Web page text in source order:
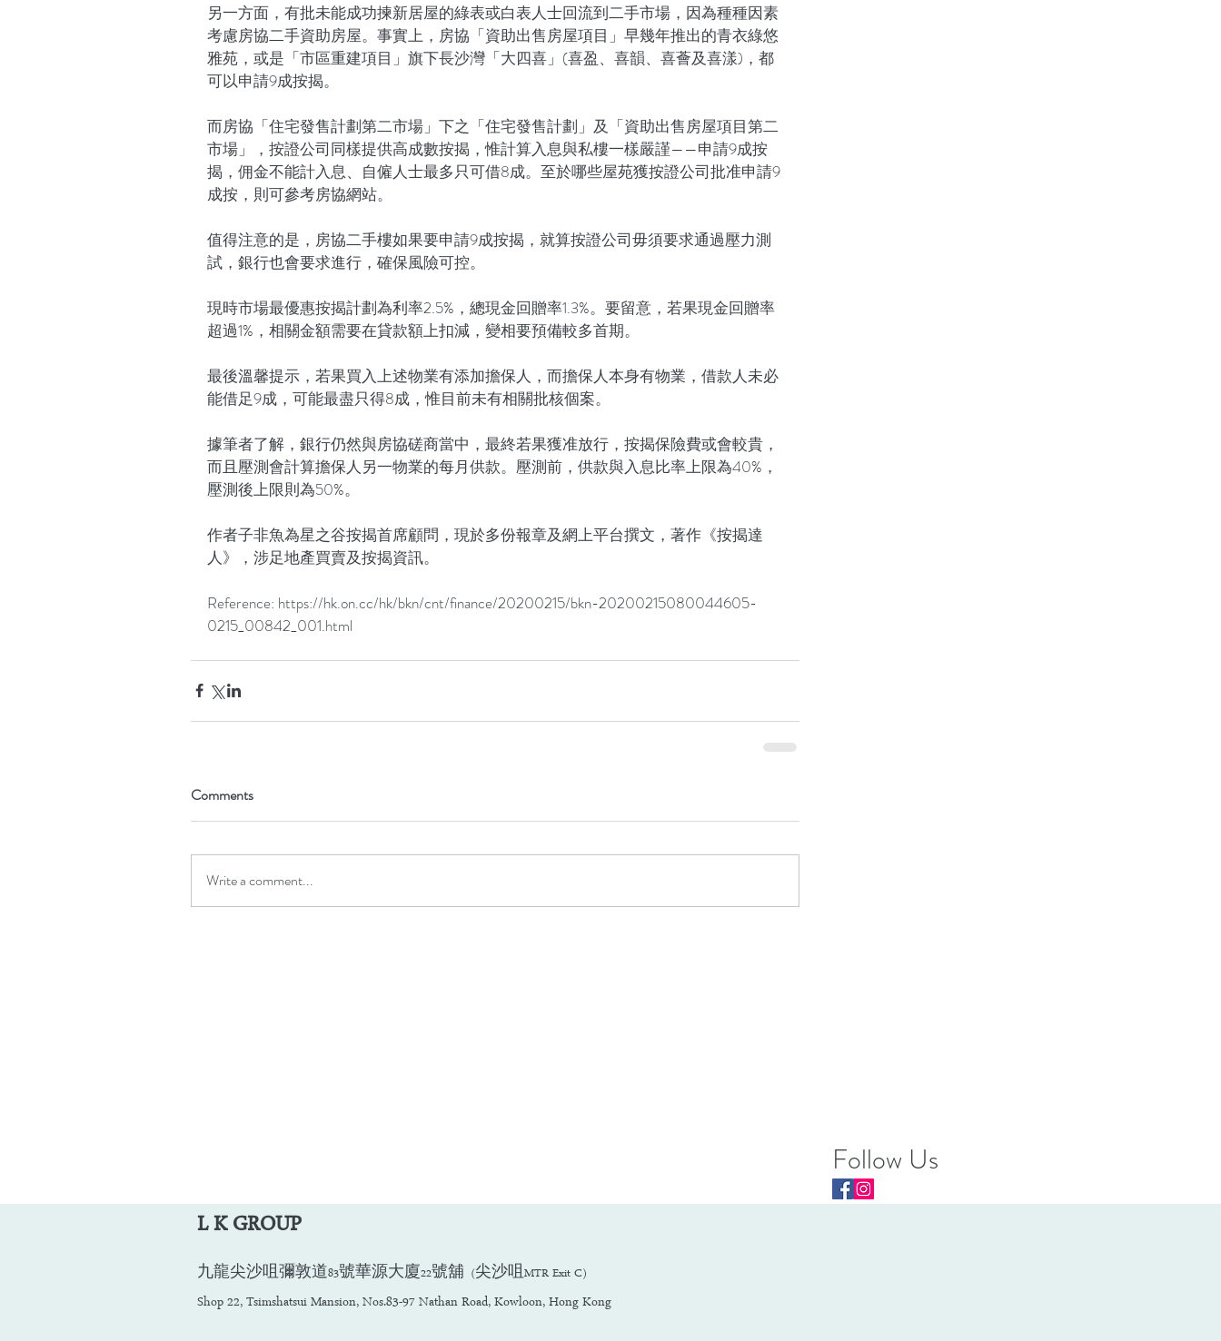
另一方面，有批未能成功揀新居屋的綠表或白表人士回流到二手市場，因為種種因素
考慮房協二手資助房屋。事實上，房協「資助出售房屋項目」早幾年推出的青衣綠悠
雅苑，或是「市區重建項目」旗下長沙灣「大四喜」(喜盈、喜韻、喜薈及喜漾)，都
可以申請9成按揭。
而房協「住宅發售計劃第二市場」下之「住宅發售計劃」及「資助出售房屋項目第二
市場」，按證公司同樣提供高成數按揭，惟計算入息與私樓一樣嚴謹——申請9成按
揭，佣金不能計入息、自僱人士最多只可借8成。至於哪些屋苑獲按證公司批准申請9
成按，則可參考房協網站。
值得注意的是，房協二手樓如果要申請9成按揭，就算按證公司毋須要求通過壓力測
試，銀行也會要求進行，確保風險可控。
現時市場最優惠按揭計劃為利率2.5%，總現金回贈率1.3%。要留意，若果現金回贈率
超過1%，相關金額需要在貸款額上扣減，變相要預備較多首期。
最後溫馨提示，若果買入上述物業有添加擔保人，而擔保人本身有物業，借款人未必
能借足9成，可能最盡只得8成，惟目前未有相關批核個案。
據筆者了解，銀行仍然與房協磋商當中，最終若果獲准放行，按揭保險費或會較貴，
而且壓測會計算擔保人另一物業的每月供款。壓測前，供款與入息比率上限為40%，
壓測後上限則為50%。
作者子非魚為星之谷按揭首席顧問，現於多份報章及網上平台撰文，著作《按揭達
人》，涉足地產買賣及按揭資訊。
Reference: https://hk.on.cc/hk/bkn/cnt/finance/20200215/bkn-20200215080044605-
0215_00842_001.html
Comments
Write a comment...
Follow Us
L K GROUP
九龍尖沙咀彌敦道83號華源大廈22號舖 (尖沙咀MTR Exit C)
Shop 22, Tsimshatsui Mansion, Nos.83-97 Nathan Road, Kowloon, Hong Kong